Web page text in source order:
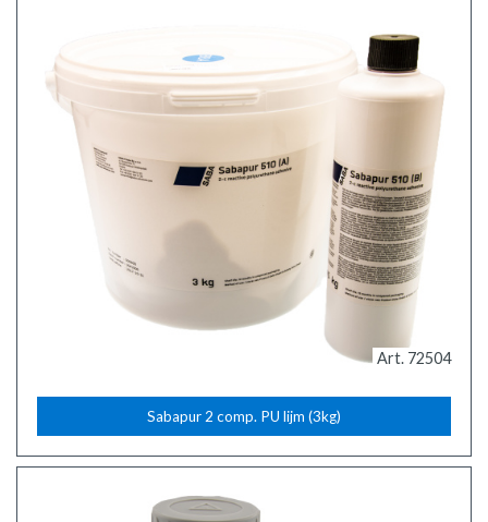
Art. 72504
Sabapur 2 comp. PU lijm (3kg)